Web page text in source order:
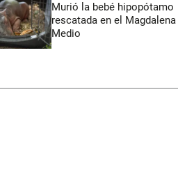
Murió la bebé hipopótamo
rescatada en el Magdalena
Medio